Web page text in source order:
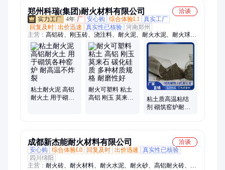
郑州科瑞(集团)耐火材料有限公司
洽谈
4年 厂 安心购 综合体验L1 真实工厂
回复及时 出价迅速 真实性已核验 河南郑州
主营： 高铝砖、刚玉砖、浇注料、耐火泥、耐火水泥、耐火球、
耐火材料、保温砖、粘土砖、陶瓷蓄热体、陶瓷纤维产品、保温
材料
粘土耐火泥 高铝
耐火土 用于砌筑
耐火可塑料 粘土
高铝 刚玉 莫来石
粘土质高温粘结
剂 砌筑窑炉耐火
成都新杰能耐火材料有限公司
洽谈
安心购
综合体验L0 回复及时 出价迅速
真实性已核验
四川绵阳
主营： 耐火砖、耐火材料、耐火水泥、耐火砂、高铝耐火砖、刚